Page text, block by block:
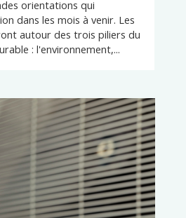
orientations qui
dans les mois à venir. Les
autour des trois piliers du
: l'environnement,...